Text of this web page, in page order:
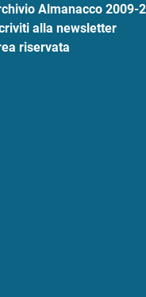
Almanacco 2009-
alla newsletter
riservata